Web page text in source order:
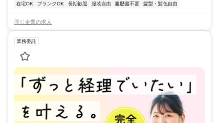
在宅OK
ブランクOK 長期歓迎 服装自由 履歴書不要 髪型・髪色自由
同じ企業の求人
業務委託